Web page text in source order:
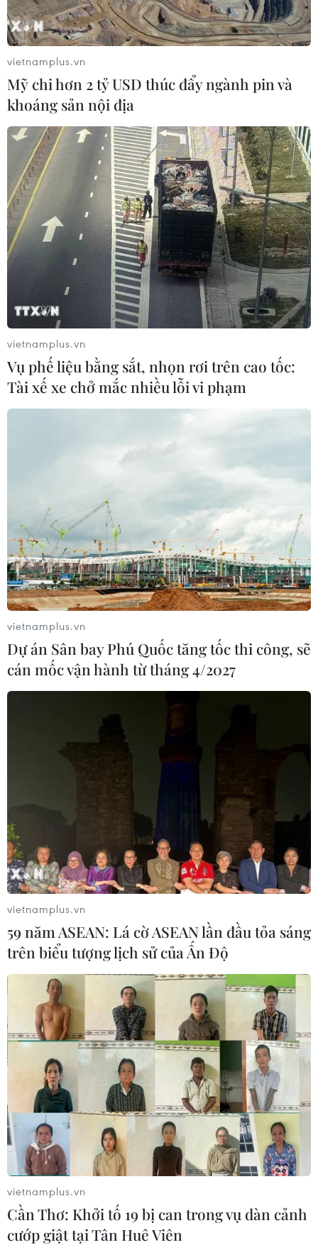
Phở Hà Nội đang được xây dựng hồ sơ đề
nghị ghi danh Di sản Văn hóa Quốc gia
29/11/2023 13:34
Giám đốc Sở Văn hóa và Thể thao Hà Nội Đỗ Đình
Hồng cho biết Hà Nội đang xây dựng hồ sơ đề nghị
nghề phở ở Thủ đô Hà Nội là Di sản Văn hóa Phi vật thể
Quốc gia, sau đó sẽ đề nghị lên UNESSCO.
vietnamplus.vn
Mỹ chi hơn 2 tỷ USD thúc đẩy ngành pin và
khoáng sản nội địa
vietnamplus.vn
Vụ phế liệu bằng sắt, nhọn rơi trên cao tốc:
Tài xế xe chở mắc nhiều lỗi vi phạm
vietnamplus.vn
Dự án Sân bay Phú Quốc tăng tốc thi công, sẽ
cán mốc vận hành từ tháng 4/2027
vietnamplus.vn
59 năm ASEAN: Lá cờ ASEAN lần đầu tỏa sáng
trên biểu tượng lịch sử của Ấn Độ
vietnamplus.vn
Cần Thơ: Khởi tố 19 bị can trong vụ dàn cảnh
cướp giật tại Tân Huê Viên